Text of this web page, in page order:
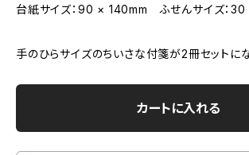
台紙サイズ：90 × 140mm ふせんサイズ：
手のひらサイズのちいさな付箋が2冊セットに
カートに入れる